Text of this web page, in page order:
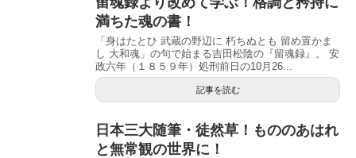
満ちた魂の書！
「身はたとひ 武蔵の野辺に 朽ちぬとも 留め置かま
し 大和魂」の句で始まる吉田松陰の『留魂録』。 安
政六年（１８５９年）処刑前日の10月26...
記事を読む
日本三大随筆・徒然草！もののあはれ
と無常観の世界に！